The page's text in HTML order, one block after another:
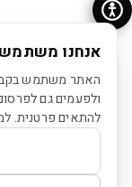
אנחנו
ולפעמים גם
להתאים פרטנית.